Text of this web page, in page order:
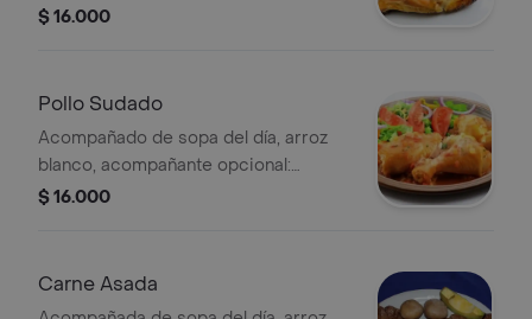
opcional y ensalada.
$ 16.000
Pollo Sudado
Acompañado de sopa del día, arroz
blanco, acompañante opcional:
(tajadas maduras, papas a la francesa
$ 16.000
Carne Asada